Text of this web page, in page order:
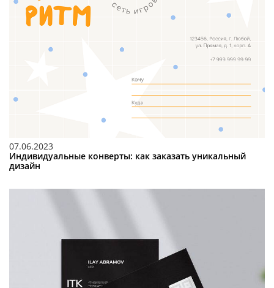
07.06.2023
Индивидуальные конверты: как заказать уникальный
дизайн